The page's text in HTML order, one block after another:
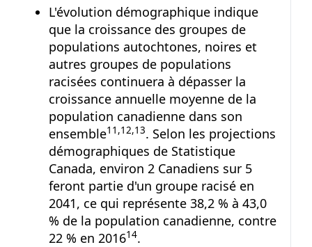
L'évolution démographique indique
que la croissance des groupes de
populations autochtones, noires et
autres groupes de populations
racisées continuera à dépasser la
croissance annuelle moyenne de la
population canadienne dans son
ensembleNote de bas de page
11 ,Note de bas de page
12,Note de bas de page
13. Selon les projections
démographiques de Statistique
Canada, environ 2 Canadiens sur 5
feront partie d'un groupe racisé en
2041, ce qui représente 38,2 % à 43,0
% de la population canadienne, contre
22 % en 2016Note de bas de page
14.